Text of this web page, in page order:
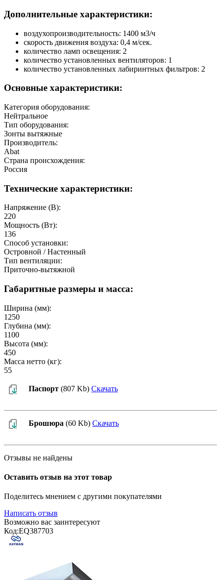
Дополнительные характеристики:
воздухопроизводительность: 1400 м3/ч
скорость движения воздуха: 0,4 м/сек.
количество ламп освещения: 2
количество установленных вентиляторов: 1
количество установленных лабиринтных фильтров: 2
Основные характеристики:
Категория оборудования:
Нейтральное
Тип оборудования:
Зонты вытяжные
Производитель:
Abat
Страна происхождения:
Россия
Технические характеристики:
Напряжение (В):
220
Мощность (Вт):
136
Способ установки:
Островной / Настенный
Тип вентиляции:
Приточно-вытяжной
Габаритные размеры и масса:
Ширина (мм):
1250
Глубина (мм):
1100
Высота (мм):
450
Масса нетто (кг):
55
Паспорт (807 Kb) Скачать
Брошюра (60 Kb) Скачать
Отзывы не найдены
Оставить отзыв на этот товар
Поделитесь мнением с другими покупателями
Написать отзыв
Возможно вас заинтересуют
Код:EQ387703